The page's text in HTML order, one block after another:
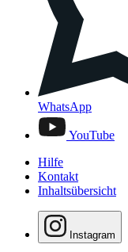
WhatsApp
YouTube
Hilfe
Kontakt
Inhaltsübersicht
Instagram